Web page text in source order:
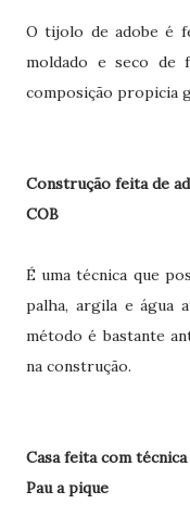
O tijolo de adobe é
moldado e seco de
composição propicia
Construção feita de
COB
É uma técnica que
palha, argila e água
método é bastante
na construção.
Casa feita com técnica
Pau a pique